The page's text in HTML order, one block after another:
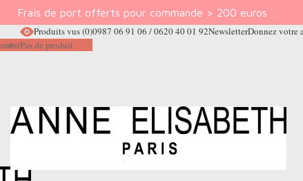
Frais de port offerts pour commande > 200 euros
Produits vus(0)
Pas de produit
0987 06 91 06 / 0620 40 01 92NewsletterDonnez votre